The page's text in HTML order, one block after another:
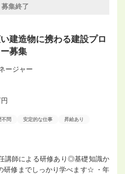
募集終了
建造物に携わる建設プロ
募集
ージャー
不問 安定的な仕事 昇給あり
講師による研修あり◎基礎知識か
研修までしっかり学べます☆ ・年